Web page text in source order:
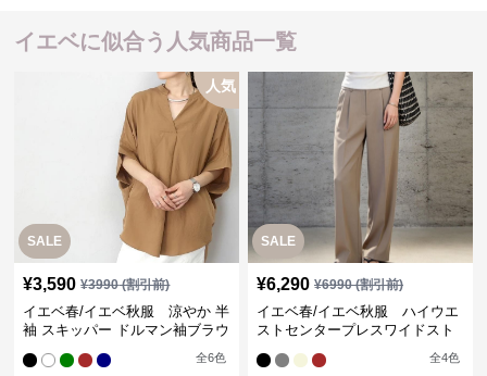
イエベに似合う人気商品一覧
SALE
人気
¥3,590 ¥3990(割引前)
イエベ春/イエベ秋服 涼やか 半
袖 スキッパー ドルマン袖ブラウ
全6色
SALE
¥6,290 ¥6990(割引前)
イエベ春/イエベ秋服 ハイウエ
ストセンタープレスワイドスト
全4色